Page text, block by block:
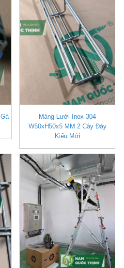
Máng Lưới Inox 304
W50xH50x5 MM 2 Cây Đáy
Kiểu Mới